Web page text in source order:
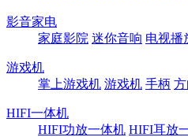
影音家电
家庭影院 迷你音响 电视播
游戏机
掌上游戏机 游戏机 手柄
HIFI一体机
HIFI功放一体机 HIFI耳放